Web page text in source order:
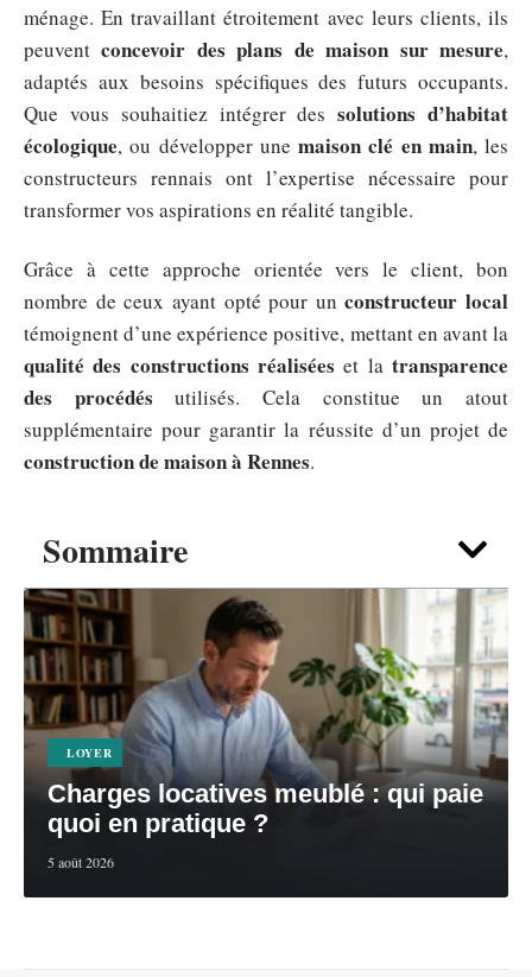
Sommaire
LOYER
Charges locatives meublé : qui paie
quoi en pratique ?
5 août 2026
ménage. En travaillant étroitement avec leurs clients, ils
peuventconcevoir des plans de maison sur mesure,
adaptés aux besoins spécifiques des futurs occupants.
Que vous souhaitiez intégrer dessolutions d’habitat
écologique, ou développer une maison clé en main, les
constructeurs rennais ont l’expertise nécessaire pour
transformer vos aspirations en réalité tangible.
Grâce à cette approche orientée vers le client, bon
nombre de ceux ayant opté pour unconstructeur local
témoignent d’une expérience positive, mettant en avant la
qualité des constructions réalisées et la transparence
des procédés utilisés. Cela constitue un atout
supplémentaire pour garantir la réussite d’un projet de
construction de maison à Rennes.